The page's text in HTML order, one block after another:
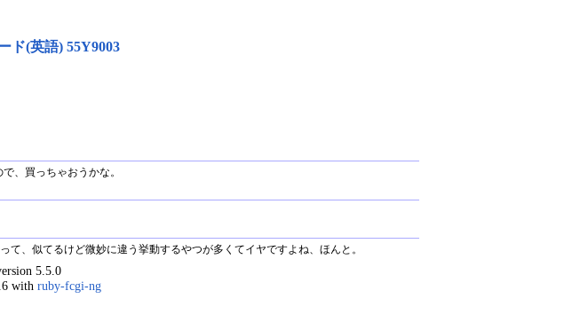
ド(英語) 55Y9003
、買っちゃおうかな。
、似てるけど微妙に違う挙動するやつが多くてイヤですよね、ほんと。
5.5.0
with ruby-fcgi-ng